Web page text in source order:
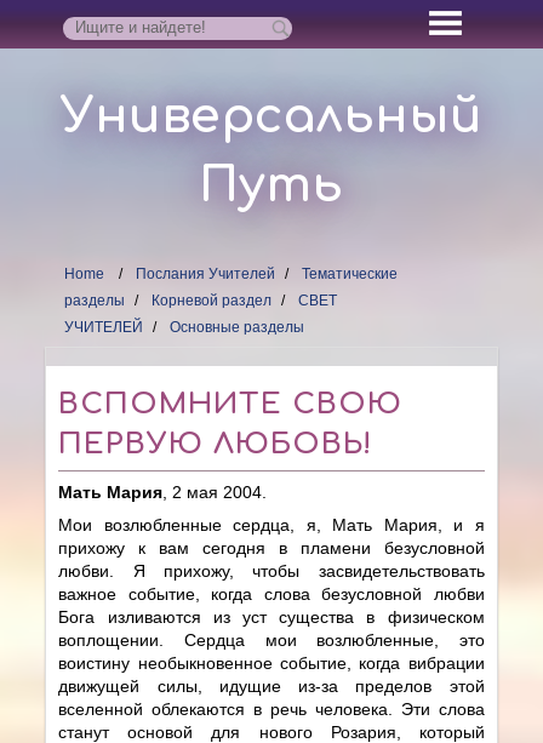
Универсальный
Путь
Home Послания Учителей
Тематические
разделы
Корневой раздел
СВЕТ
УЧИТЕЛЕЙ
Основные разделы
ВСПОМНИТЕ СВОЮ
ПЕРВУЮ ЛЮБОВЬ!
Мать Мария , 2 мая 2004.
Мои возлюбленные сердца, я, Мать Мария, и я
прихожу к вам сегодня в пламени безусловной
любви. Я прихожу, чтобы засвидетельствовать
важное событие, когда слова безусловной любви
Бога изливаются из уст существа в физическом
воплощении. Сердца мои возлюбленные, это
воистину необыкновенное событие, когда вибрации
движущей силы, идущие из-за пределов этой
вселенной облекаются в речь человека. Эти слова
станут основой для нового Розария, который